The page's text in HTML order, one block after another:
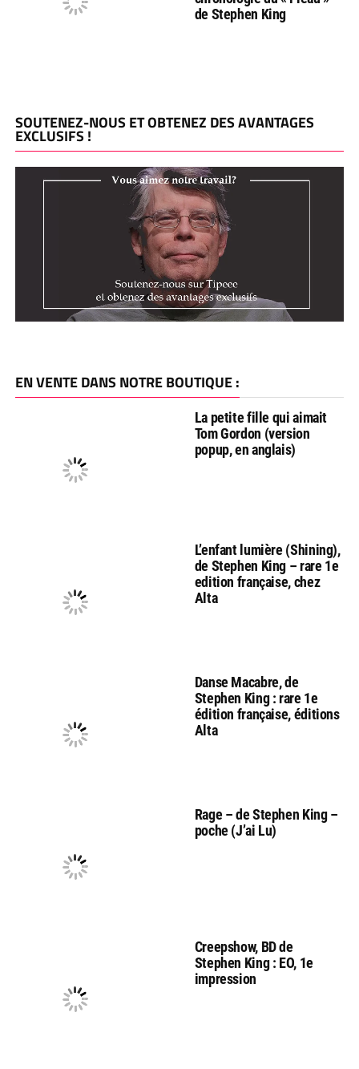
de Stephen King
SOUTENEZ-NOUS ET OBTENEZ DES AVANTAGES
EXCLUSIFS !
EN VENTE DANS NOTRE BOUTIQUE :
La petite fille qui aimait
Tom Gordon (version
popup, en anglais)
L’enfant lumière (Shining),
de Stephen King – rare 1e
edition française, chez
Alta
Danse Macabre, de
Stephen King : rare 1e
édition française, éditions
Alta
Rage – de Stephen King –
poche (J’ai Lu)
Creepshow, BD de
Stephen King : EO, 1e
impression